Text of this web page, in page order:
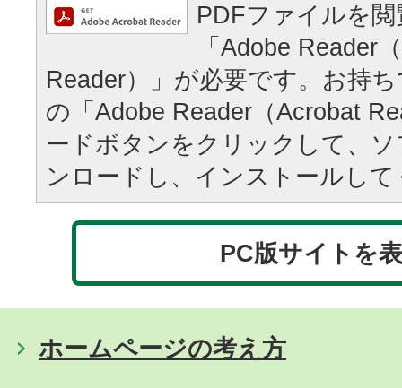
PDFファイルを
「Adobe Reader
Reader）」が必要です。お持
の「Adobe Reader（Acrobat
ードボタンをクリックして、
ンロードし、インストールし
PC版サイトを
ホームページの考え方